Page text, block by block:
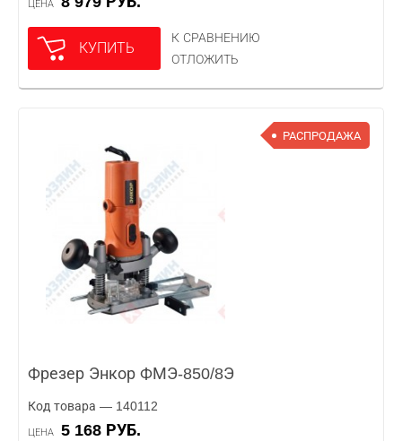
ЦЕНА
КУПИТЬ
К СРАВНЕНИЮ
ОТЛОЖИТЬ
РАСПРОДАЖА
Фрезер Энкор ФМЭ-850/8Э
Код товара — 140112
ЦЕНА 5 168 РУБ.